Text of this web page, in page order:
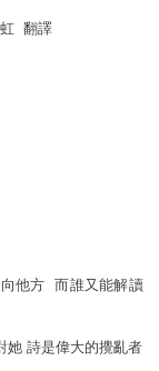
翻譯
他方 而誰又能解讀
詩是偉大的攪亂者